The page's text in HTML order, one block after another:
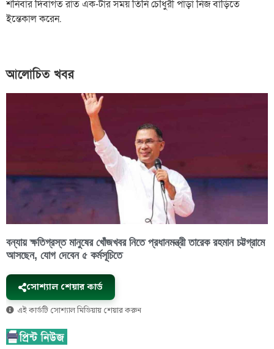
শনিবার দিবাগত রাত এক-টার সময় তিনি চৌধুরী পাড়া নিজ বাড়িতে
ইন্তেকাল করেন.
আলোচিত খবর
বন্যায় ক্ষতিগ্রস্ত মানুষের খোঁজখবর নিতে প্রধানমন্ত্রী তারেক রহমান চট্টগ্রামে
আসছেন, যোগ দেবেন ৫ কর্মসূচিতে
সোশ্যাল শেয়ার কার্ড
এই কার্ডটি সোশ্যাল মিডিয়ায় শেয়ার করুন